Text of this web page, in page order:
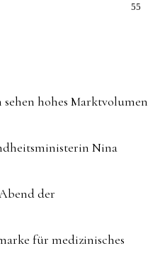
55
hohes Marktvolumen
Nina
der
für medizinisches